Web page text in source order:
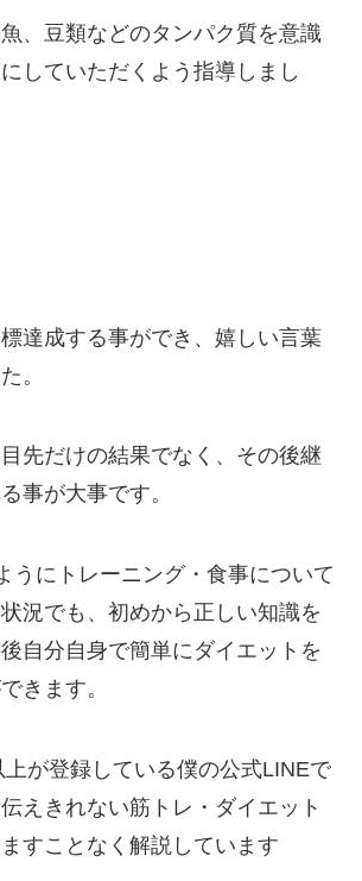
、豆類などのタンパク質を意識
していただくよう指導しまし
達成する事ができ、嬉しい言葉
。
先だけの結果でなく、その後継
事が大事です。
うにトレーニング・食事について
況でも、初めから正しい知識を
自分自身で簡単にダイエットを
きます。
が登録している僕の公式LINEで
えきれない筋トレ・ダイエット
すことなく解説しています